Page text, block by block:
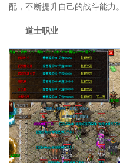
配，不断提升自己的战斗能力。
道士职业